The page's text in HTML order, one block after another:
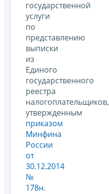
государственной
услуги
по
представлению
выписки
из
Единого
государственного
реестра
налогоплательщиков,
утвержденным
приказом
Минфина
России
от
30.12.2014
№
178н.